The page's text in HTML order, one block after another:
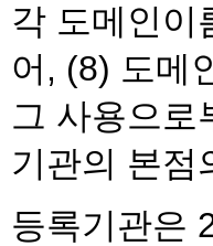
각 도메인이
어, (8) 도메
그 사용으로
기관의 본점
등록기관은